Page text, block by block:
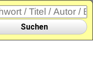
Suchen